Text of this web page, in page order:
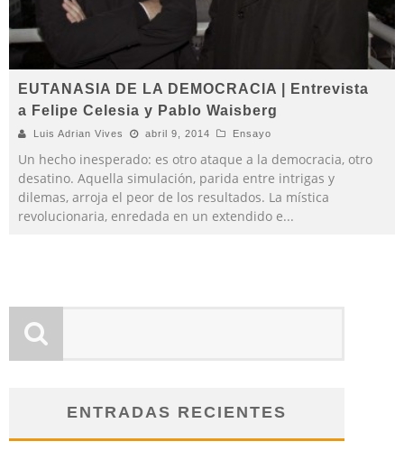
EUTANASIA DE LA DEMOCRACIA | Entrevista
a Felipe Celesia y Pablo Waisberg
Luis Adrian Vives abril 9, 2014 Ensayo
Un hecho inesperado: es otro ataque a la democracia, otro
desatino. Aquella simulación, parida entre intrigas y
dilemas, arroja el peor de los resultados. La mística
revolucionaria, enredada en un extendido e...
ENTRADAS RECIENTES